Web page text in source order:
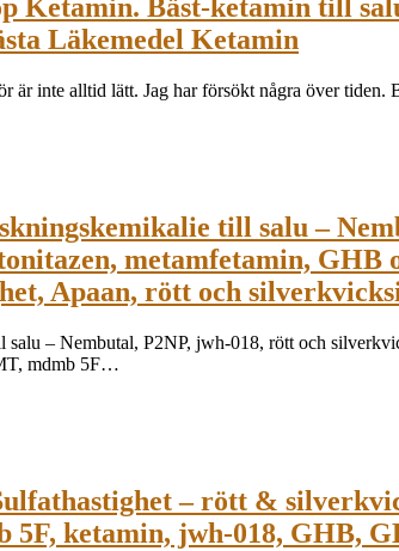
Ketamin. Bäst-ketamin till
Läkemedel Ketamin
är inte alltid lätt. Jag har försökt några över
till salu –
metamfetamin,
Apaan, rött och
– Nembutal, P2NP, jwh-018, rött och
mdmb 5F…
– rött &
5F, ketamin, jwh-018, GHB,